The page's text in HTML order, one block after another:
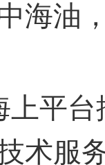
海油
上平台
术服